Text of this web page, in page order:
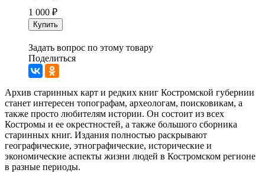
1 000 ₽
Купить
Задать вопрос по этому товару
Поделиться
Архив старинных карт и редких книг Костромской губернии
станет интересен топографам, археологам, поисковикам, а
также просто любителям истории. Он состоит из всех
Костромы и ее окрестностей, а также большого сборника
старинных книг. Издания полностью раскрывают
географические, этнографические, исторические и
экономические аспекты жизни людей в Костромском регионе
в разные периоды.